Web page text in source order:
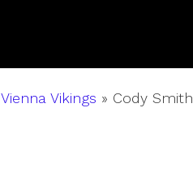
Vienna Vikings » Cody Smith